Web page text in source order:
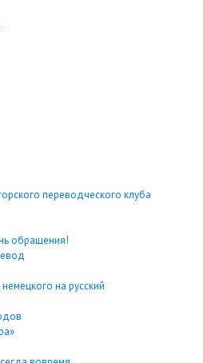
переводческого клуба
обращения!
на русский